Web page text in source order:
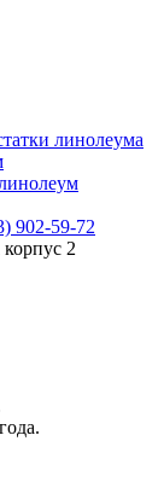
линолеума
902-59-72
2